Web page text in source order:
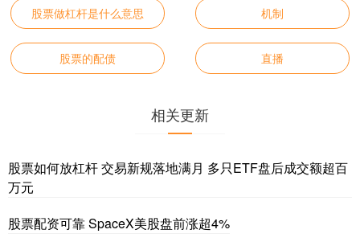
股票做杠杆是什么意思 机制
股票的配债 直播
相关更新
股票如何放杠杆 交易新规落地满月 多只ETF盘后成交额超百
万元
股票配资可靠 SpaceX美股盘前涨超4%